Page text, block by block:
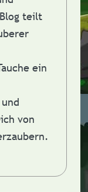
teilt
ein
von